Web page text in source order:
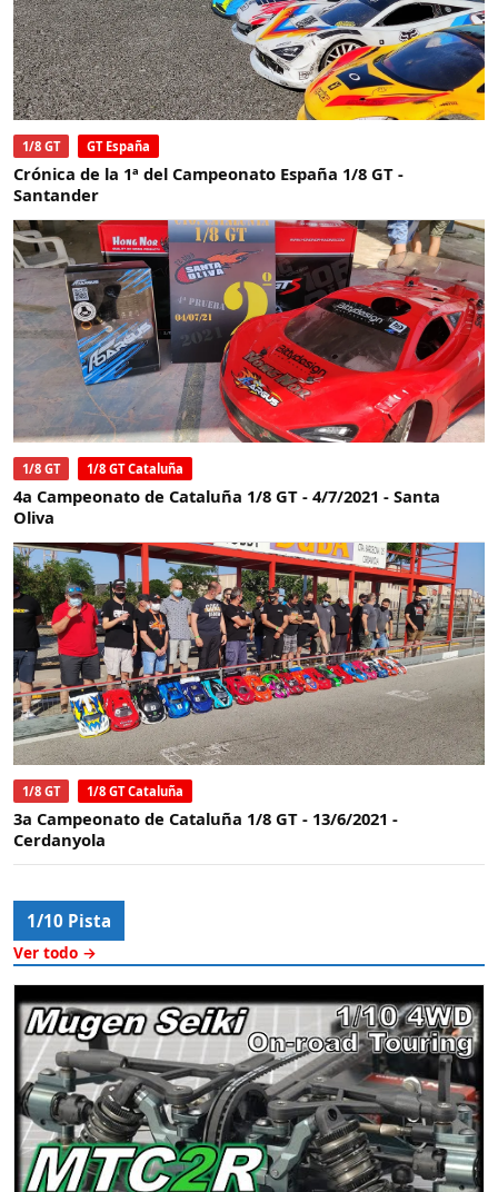
1/8 GT GT España
Crónica de la 1ª del Campeonato España 1/8 GT -
Santander
1/8 GT 1/8 GT Cataluña
4a Campeonato de Cataluña 1/8 GT - 4/7/2021 - Santa
Oliva
1/8 GT 1/8 GT Cataluña
3a Campeonato de Cataluña 1/8 GT - 13/6/2021 -
Cerdanyola
1/10 Pista
Ver todo →